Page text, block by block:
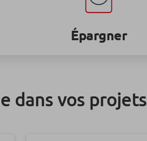
Épargner
dans vos projets